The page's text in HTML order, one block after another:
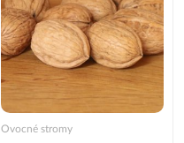
Ovocné stromy